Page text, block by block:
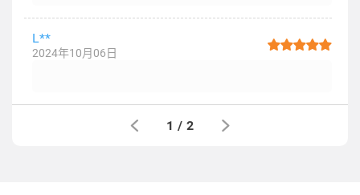
L**
2024年10月06日
1 / 2